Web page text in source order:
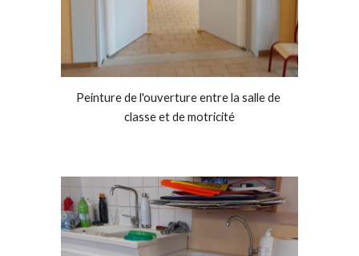
Peinture de l'ouverture entre la salle de
classe et de motricité